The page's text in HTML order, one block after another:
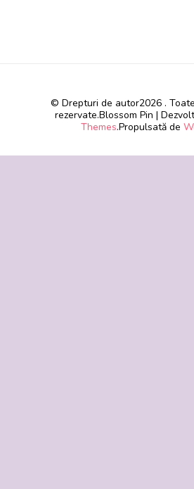
© Drepturi de autor2026 .
rezervate.Blossom Pin |
Themes.Propulsată de